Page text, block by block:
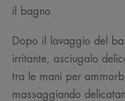
il bagno.
Dopo il lavaggio del
irritante, asciugalo
tra le mani per
massaggiando